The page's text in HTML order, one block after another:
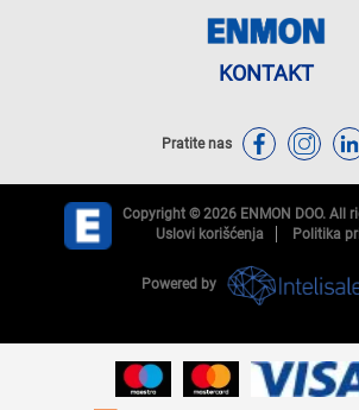
KONTAKT
Pratite nas
Copyright © 2026 ENMON DOO. All
Uslovi korišćenja
Politika
Powered by